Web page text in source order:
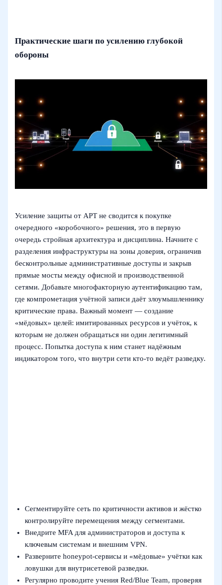
Практические шаги по усилению глубокой
обороны
Усиление защиты от APT не сводится к покупке
очередного «коробочного» решения, это в первую
очередь стройная архитектура и дисциплина. Начните с
разделения инфраструктуры на зоны доверия, ограничив
бесконтрольные административные доступы и закрыв
прямые мосты между офисной и производственной
сетями. Добавьте многофакторную аутентификацию там,
где компрометация учётной записи даёт злоумышленнику
критические права. Важный момент — создание
«мёдовых» целей: имитированных ресурсов и учёток, к
которым не должен обращаться ни один легитимный
процесс. Попытка доступа к ним станет надёжным
индикатором того, что внутри сети кто‑то ведёт разведку.
Сегментируйте сеть по критичности активов и жёстко
контролируйте перемещения между сегментами.
Внедрите MFA для администраторов и доступа к
ключевым системам и внешним VPN.
Разверните honeypot‑сервисы и «мёдовые» учётки как
ловушки для внутрисетевой разведки.
Регулярно проводите учения Red/Blue Team, проверяя